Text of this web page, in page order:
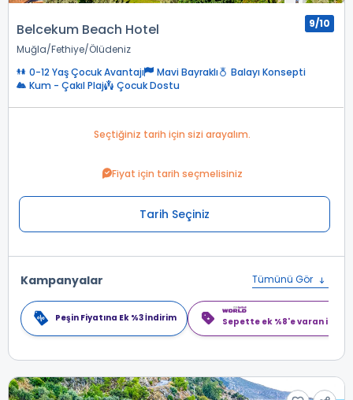
Belcekum Beach Hotel
Muğla Fethiye Ölüdeniz
9/10
0-12 Yaş Çocuk Avantajı Mavi Bayraklı
Balayı Konsepti
Kum - Çakıl Plaj
Çocuk Dostu
Seçtiğiniz tarih için sizi arayalım.
Fiyat için tarih seçmelisiniz
Tarih Seçiniz
Kampanyalar Tümünü Gör
Peşin Fiyatına Ek %3 İndirim Sepette ek %8'e varan